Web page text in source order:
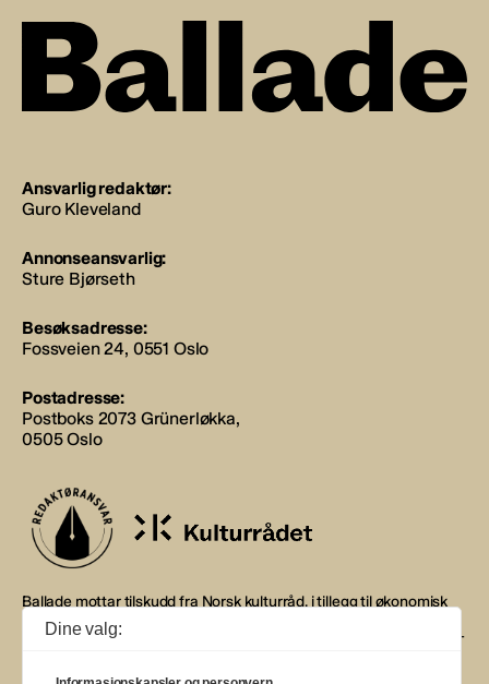
Ansvarlig redaktør:
Guro Kleveland
Annonseansvarlig:
Sture Bjørseth
Besøksadresse:
Fossveien 24, 0551 Oslo
Postadresse:
Postboks 2073 Grünerløkka,
0505 Oslo
Ballade mottar tilskudd fra Norsk kulturråd, i tillegg til økonomisk
støtte fra eierne NOPA, Norsk komponistforening og
Musikkforleggerne. Ballade drives etter Redaktør- og Vær Varsom-
Dine valg: